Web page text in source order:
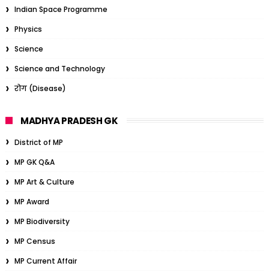
Indian Space Programme
Physics
Science
Science and Technology
रोग (Disease)
MADHYA PRADESH GK
District of MP
MP GK Q&A
MP Art & Culture
MP Award
MP Biodiversity
MP Census
MP Current Affair